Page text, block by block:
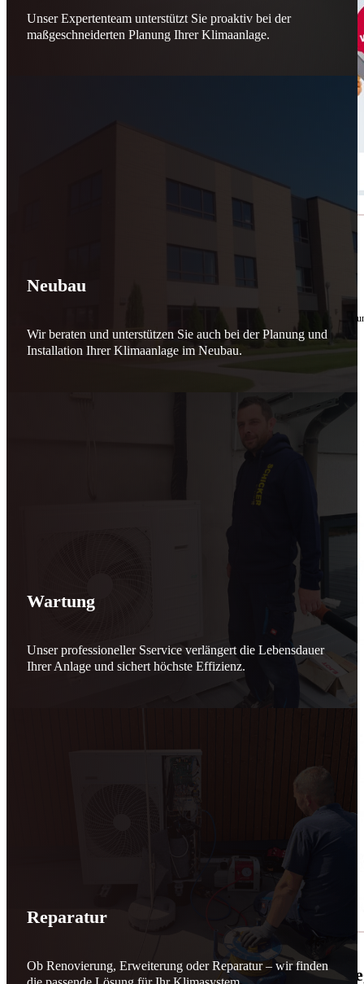
10. Februar 2026
für Sicherheit, Vertrauen
Effizient arbeiten. Ressourcen schonen. Zukunft sichern.
Nicht als Pflicht, sondern aus Überzeugung.
🌬️☀️ Mehr erneuerbare Energie für
Unser Expertenteam unterstützt Sie proaktiv bei der
maßgeschneiderten Planung Ihrer Klimaanlage.
Neubau
Wir beraten und unterstützen Sie auch bei der Planung und
Installation Ihrer Klimaanlage im Neubau.
Wartung
Unser professioneller Sservice verlängert die Lebensdauer
Ihrer Anlage und sichert höchste Effizienz.
Reparatur
Ob Renovierung, Erweiterung oder Reparatur – wir finden